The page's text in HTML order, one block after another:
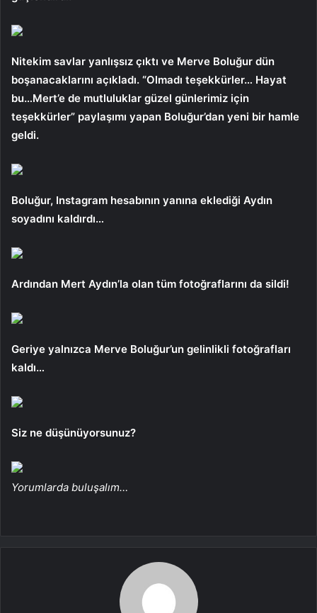
Nitekim savlar yanlışsız çıktı ve Merve Boluğur dün
boşanacaklarını açıkladı. “Olmadı teşekkürler… Hayat
bu…Mert’e de mutluluklar güzel günlerimiz için
teşekkürler” paylaşımı yapan Boluğur’dan yeni bir hamle
geldi.
Boluğur, Instagram hesabının yanına eklediği Aydın
soyadını kaldırdı…
Ardından Mert Aydın’la olan tüm fotoğraflarını da sildi!
Geriye yalnızca Merve Boluğur’un gelinlikli fotoğrafları
kaldı…
Siz ne düşünüyorsunuz?
Yorumlarda buluşalım…